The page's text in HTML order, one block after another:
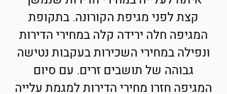
קצת לפני מגיפת הקורונה. בתקופת
המגיפה חלה ירידה קלה במחירי הדירות
ונפילה במחירי השכירות בעקבות נטישה
גבוהה של תושבים זרים. עם סיום
המגיפה חזרו מחירי הדירות למגמת עלייה